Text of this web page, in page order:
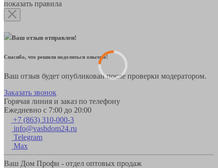
показать правила
Ваш отзыв отправлен!
Спасибо, что решили поделиться опытом!
Ваш отзыв будет опубликован после проверки модератором.
Заказать звонок
Горячая линия и заказ по телефону
Ежедневно с 7:00 до 20:00
+7 (863) 310-000-3
info@vashdom24.ru
Telegram
Max
Ваш Дом Профи - отдел оптовых продаж